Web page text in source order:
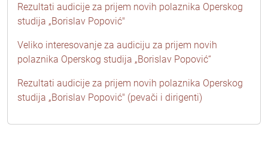
Rezultati audicije za prijem novih polaznika Operskog
studija „Borislav Popović"
Veliko interesovanje za audiciju za prijem novih
polaznika Operskog studija „Borislav Popović“
Rezultati audicije za prijem novih polaznika Operskog
studija „Borislav Popović" (pevači i dirigenti)